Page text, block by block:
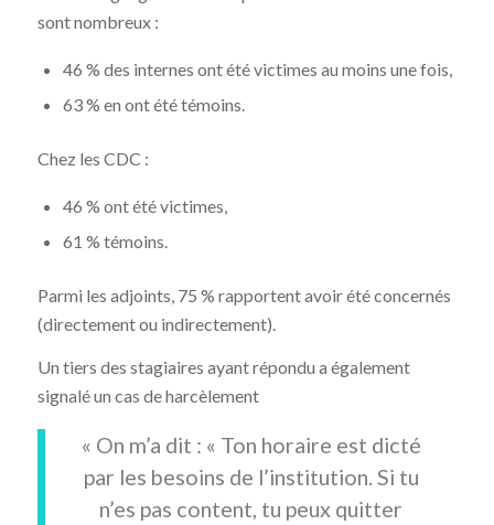
sont nombreux :
46 % des internes ont été victimes au moins une fois,
63 % en ont été témoins.
Chez les CDC :
46 % ont été victimes,
61 % témoins.
Parmi les adjoints, 75 % rapportent avoir été concernés
(directement ou indirectement).
Un tiers des stagiaires ayant répondu a également
signalé un cas de harcèlement
« On m’a dit : « Ton horaire est dicté
par les besoins de l’institution. Si tu
n’es pas content, tu peux quitter